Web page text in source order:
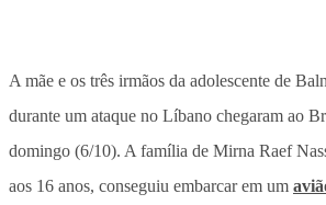
A mãe e os três irmãos da adolescente de
durante um ataque no Líbano chegaram ao
domingo (6/10). A família de Mirna Raef
aos 16 anos, conseguiu embarcar em um